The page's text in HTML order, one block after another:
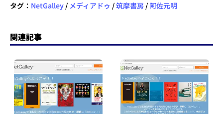
タグ： NetGalley / メディアドゥ /筑摩書房 / 阿佐元明
関連記事